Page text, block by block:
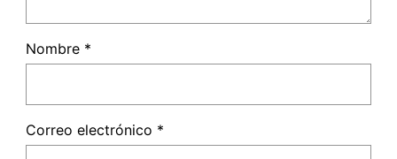
Nombre *
Correo electrónico *